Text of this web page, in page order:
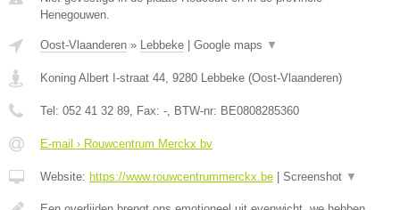
Henegouwen.
Oost-Vlaanderen » Lebbeke | Google maps ▼
Koning Albert I-straat 44 9280 Lebbeke (Oost-Vlaanderen)
Tel: 052 41 32 89 , Fax: - , BTW-nr: BE0808285360
E-mail › Rouwcentrum Merckx bv
Website: https://www.rouwcentrummerckx.be | Screenshot ▼